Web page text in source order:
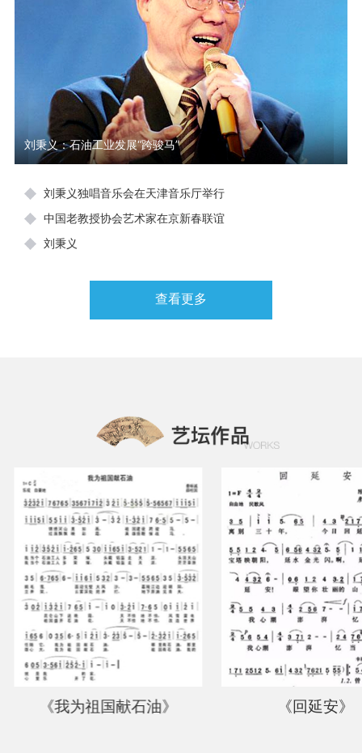
刘秉义：石油工业发展“跨骏马”
刘秉义独唱音乐会在天津音乐厅举行
中国老教授协会艺术家在京新春联谊
刘秉义
查看更多
《我为祖国献石油》 《回延安》